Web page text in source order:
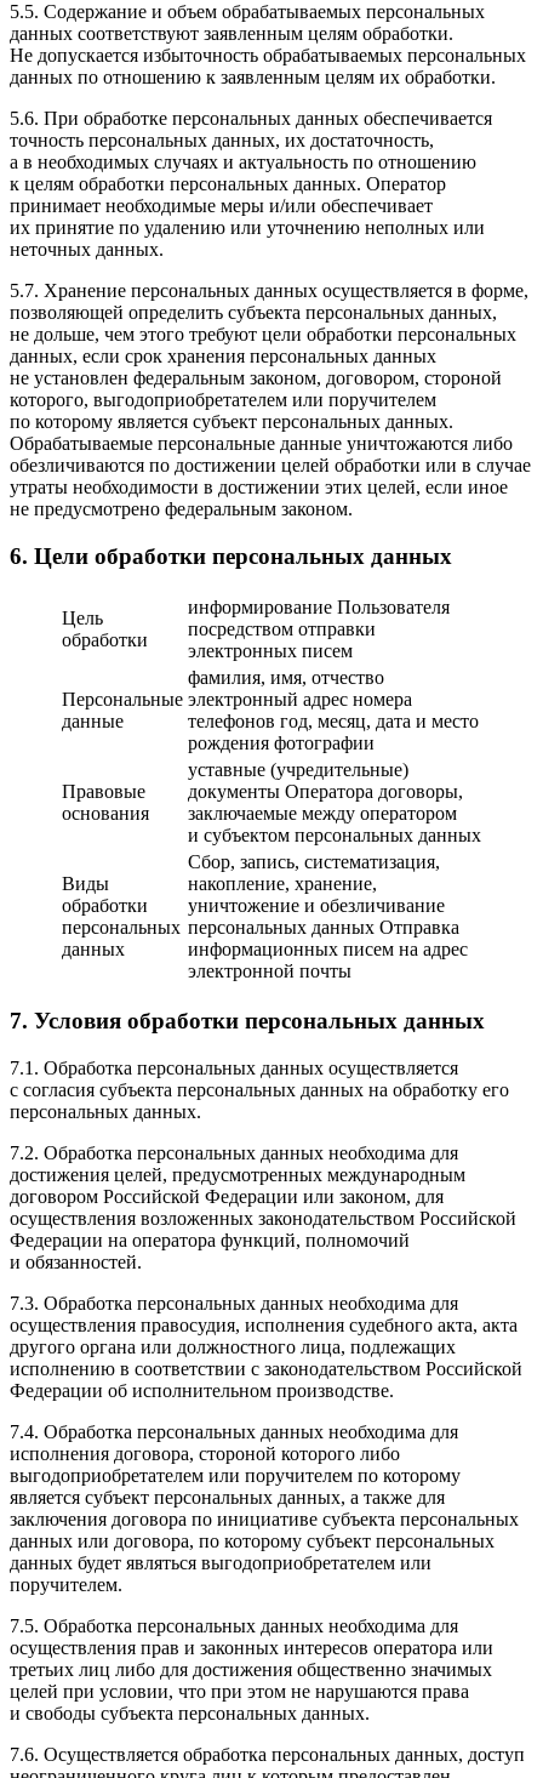
5.5. Содержание и объем обрабатываемых персональных
данных соответствуют заявленным целям обработки.
Не допускается избыточность обрабатываемых персональных
данных по отношению к заявленным целям их обработки.
5.6. При обработке персональных данных обеспечивается
точность персональных данных, их достаточность,
а в необходимых случаях и актуальность по отношению
к целям обработки персональных данных. Оператор
принимает необходимые меры и/или обеспечивает
их принятие по удалению или уточнению неполных или
неточных данных.
5.7. Хранение персональных данных осуществляется в форме,
позволяющей определить субъекта персональных данных,
не дольше, чем этого требуют цели обработки персональных
данных, если срок хранения персональных данных
не установлен федеральным законом, договором, стороной
которого, выгодоприобретателем или поручителем
по которому является субъект персональных данных.
Обрабатываемые персональные данные уничтожаются либо
обезличиваются по достижении целей обработки или в случае
утраты необходимости в достижении этих целей, если иное
не предусмотрено федеральным законом.
6. Цели обработки персональных данных
Цель
обработки
информирование Пользователя
посредством отправки
электронных писем
Персональные
данные
фамилия, имя, отчество
электронный адрес номера
телефонов год, месяц, дата и место
рождения фотографии
Правовые
основания
уставные (учредительные)
документы Оператора договоры,
заключаемые между оператором
и субъектом персональных данных
Виды
обработки
персональных
данных
Сбор, запись, систематизация,
накопление, хранение,
уничтожение и обезличивание
персональных данных Отправка
информационных писем на адрес
электронной почты
7. Условия обработки персональных данных
7.1. Обработка персональных данных осуществляется
с согласия субъекта персональных данных на обработку его
персональных данных.
7.2. Обработка персональных данных необходима для
достижения целей, предусмотренных международным
договором Российской Федерации или законом, для
осуществления возложенных законодательством Российской
Федерации на оператора функций, полномочий
и обязанностей.
7.3. Обработка персональных данных необходима для
осуществления правосудия, исполнения судебного акта, акта
другого органа или должностного лица, подлежащих
исполнению в соответствии с законодательством Российской
Федерации об исполнительном производстве.
7.4. Обработка персональных данных необходима для
исполнения договора, стороной которого либо
выгодоприобретателем или поручителем по которому
является субъект персональных данных, а также для
заключения договора по инициативе субъекта персональных
данных или договора, по которому субъект персональных
данных будет являться выгодоприобретателем или
поручителем.
7.5. Обработка персональных данных необходима для
осуществления прав и законных интересов оператора или
третьих лиц либо для достижения общественно значимых
целей при условии, что при этом не нарушаются права
и свободы субъекта персональных данных.
7.6. Осуществляется обработка персональных данных, доступ